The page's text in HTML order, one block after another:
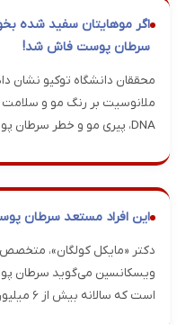
اگر موهایتان سفید شده
سرطان پوست فاش شد!
محققان دانشگاه توکیو نشان
ملانوسیت بر رنگ مو و سلامت
DNA، پیری مو و خطر سرطان پوست را برجسته می‌کنند.
این افراد مستعد سرطان
دکتر «مایکل کولگان»،
ویسکانسین می‌گوید سرطان
است که سالانه بیش از ۶ میلیون بزرگسال برای آن درمان می‌شوند.